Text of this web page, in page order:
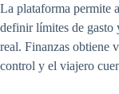
La plataforma permite
definir límites de gasto
real. Finanzas obtiene
control y el viajero